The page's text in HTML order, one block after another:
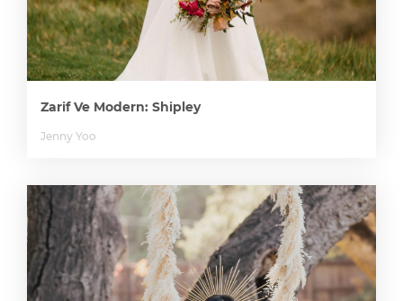
Zarif Ve Modern: Shipley
Jenny Yoo